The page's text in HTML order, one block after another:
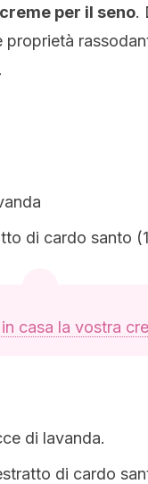
per il seno.
di cardo santo
casa la vostra
di lavanda.
di cardo